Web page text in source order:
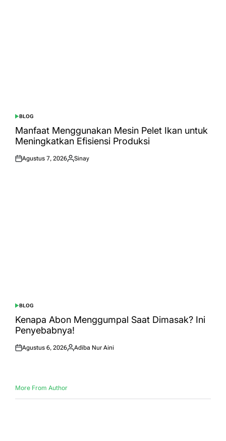
POSTED
IN
BLOG
Manfaat Menggunakan Mesin Pelet Ikan untuk
Meningkatkan Efisiensi Produksi
Posted
Agustus 7, 2026
Posted
Sinay
POSTED
IN
BLOG
Kenapa Abon Menggumpal Saat Dimasak? Ini
Penyebabnya!
Posted
Agustus 6, 2026
Posted
Adiba Nur Aini
More From Author